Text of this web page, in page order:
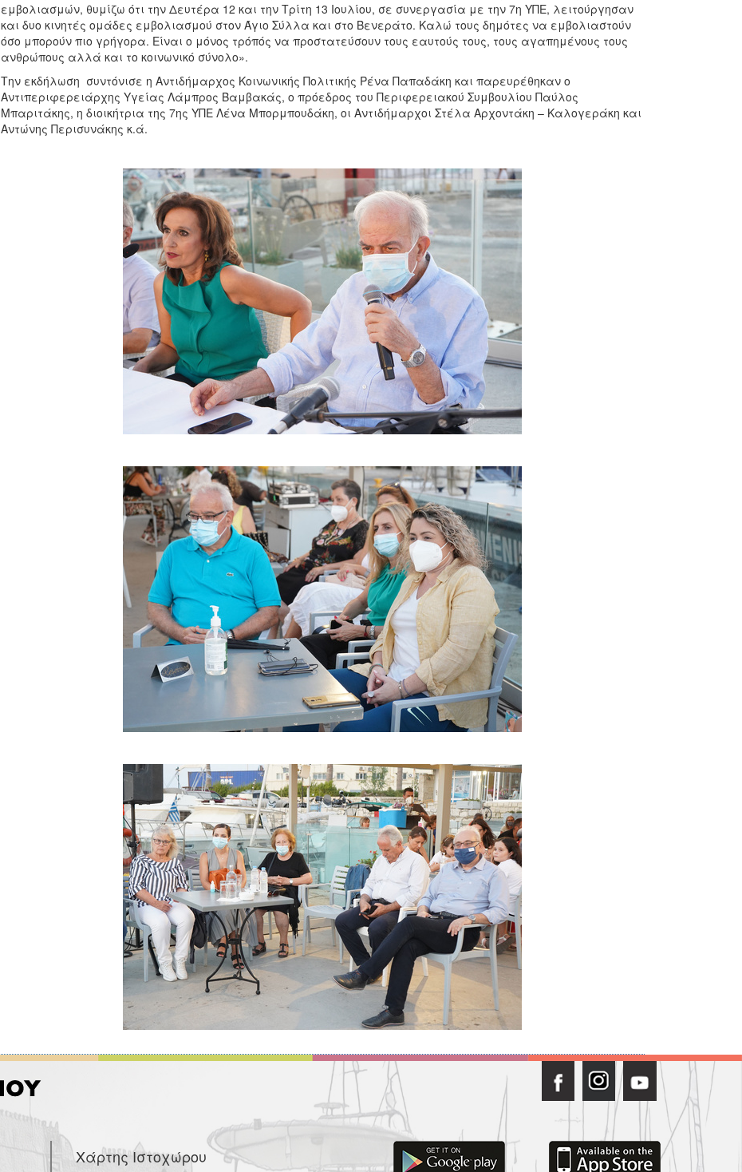
εμβολιασμών, θυμίζω ότι την Δευτέρα 12 και την Τρίτη 13 Ιουλίου, σε συνεργασία με την 7η ΥΠΕ, λειτούργησαν
και δυο κινητές ομάδες εμβολιασμού στον Άγιο Σύλλα και στο Βενεράτο. Καλώ τους δημότες να εμβολιαστούν
όσο μπορούν πιο γρήγορα. Είναι ο μόνος τρόπός να προστατεύσουν τους εαυτούς τους, τους αγαπημένους τους
ανθρώπους αλλά και το κοινωνικό σύνολο».
Την εκδήλωση συντόνισε η Αντιδήμαρχος Κοινωνικής Πολιτικής Ρένα Παπαδάκη και παρευρέθηκαν ο
Αντιπεριφερειάρχης Υγείας Λάμπρος Βαμβακάς, ο πρόεδρος του Περιφερειακού Συμβουλίου Παύλος
Μπαριτάκης, η διοικήτρια της 7ης ΥΠΕ Λένα Μπορμπουδάκη, οι Αντιδήμαρχοι Στέλα Αρχοντάκη – Καλογεράκη και
Αντώνης Περισυνάκης κ.ά.
Χάρτης Ιστοχώρου